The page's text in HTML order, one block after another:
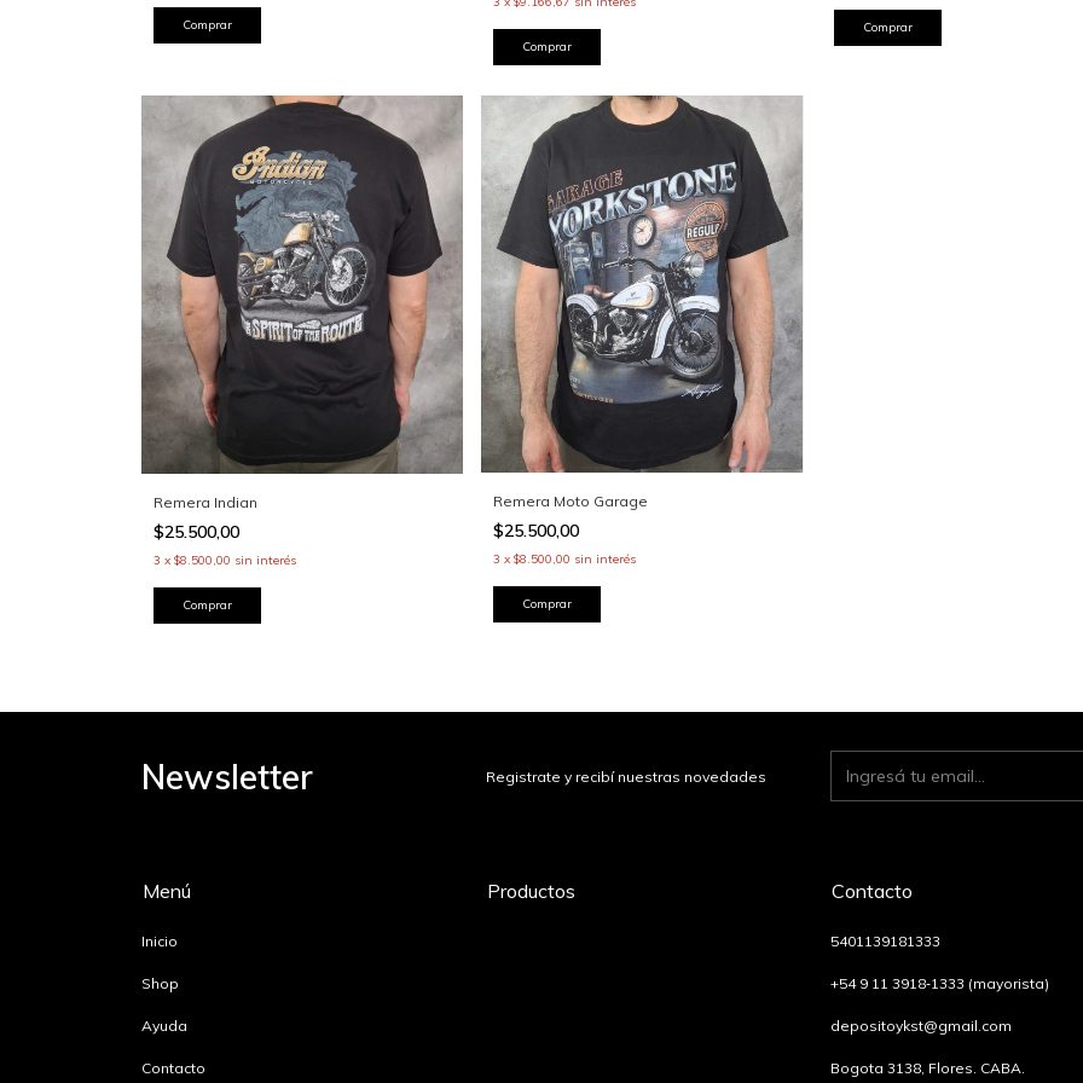
Comprar
Comprar
Comprar
Remera Indian
$25.500,00
3 x $8.500,00 sin interés
Comprar
Remera Moto Garage
$25.500,00
3 x$8.500,00 sin interés
Comprar
Newsletter Registrate y recibí nuestras novedades
Menú
Inicio
Shop
Ayuda
Contacto
Productos Contacto
5401139181333
‪+54 9 11 3918‑1333‬ (mayorista)
depositoykst@gmail.com
Bogota 3138, Flores. CABA.